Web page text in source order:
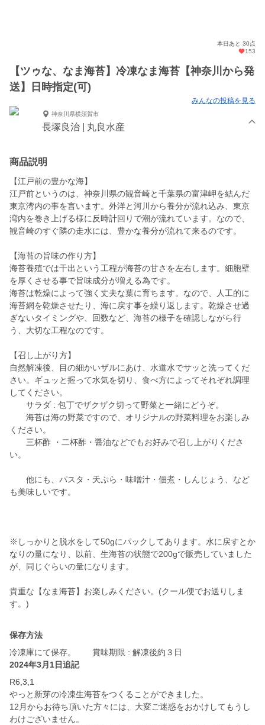
本日あと 30点
153
【ツゥな、なま海苔】冷凍なま海苔【神奈川から発
送】日時指定(可)
みんなの投稿を見る
神奈川県横須賀市
長塚良治 | 丸良水産
商品説明
【江戸前の豊かな海】
江戸前というのは、神奈川県の観音崎と千葉県の富津岬を結んだ
東京湾内の事を言います。外洋と河川から養分が流れ込み、東京
湾内を巻き上げる様に反時計回りで潮が流れています。なので、
観音崎のすぐ隣の走水には、豊かな養分が流れて来るのです。
【海苔の旨味の作り方】
海苔養殖では干出という工程が海苔の甘さを左右します。細胞壁
を厚くさせる事で旨味成分が増える為です。
海苔は乾燥によって強く丈夫な葉に育ちます。なので、人工的に
海苔網を乾燥させたり、海に戻す事を繰り返します。乾燥させ過
ぎないタイミングや、回数など、海苔の様子を確認しながら行
う、大切な工程なのです。
【召し上がり方】
自然解凍後、目の細かいザルにあけ、水道水でサッと洗ってくだ
さい。ギュッと握って水気を切り、食べ方によってそれぞれ調理
してください。
サラダ : 包丁でザクザク切って野菜と一緒にどうぞ。
海苔は海の野菜ですので、オリジナルの野菜料理をお楽しみ
ください。
三杯酢 ・二杯酢・醤油などでもお好みで召し上がりくださ
い。
他にも、パスタ・天ぷら・味噌汁・佃煮・しんじょう、など
も美味しいです。
※しっかりと脱水をして50gにパックしてあります。水に戻すとか
なりの量になり、以前、生海苔の状態で200gで販売していました
が、同じぐらいの量になります。
貴重な【なま海苔】お楽しみください。(クール便でお送りしま
す。)
保存方法
冷凍庫にて保存。 賞味期限 : 解凍後約３日
2024年3月1日追記
R6,3,1
やっと新芽の冷凍生海苔をつくることができました。
12月からお待ち頂いた方々には、大変ご迷惑をおかけしてもうし
わけございません。